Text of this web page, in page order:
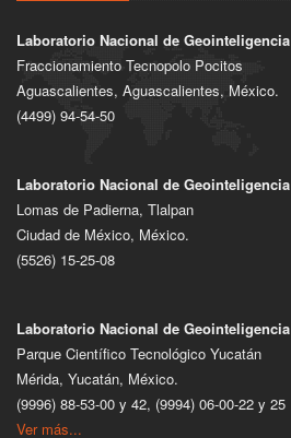
Laboratorio Nacional de Geointeligencia
Fraccionamiento Tecnopolo Pocitos
Aguascalientes, Aguascalientes, México.
(4499) 94-54-50
Laboratorio Nacional de Geointeligencia
Lomas de Padierna, Tlalpan
Ciudad de México, México.
(5526) 15-25-08
Laboratorio Nacional de Geointeligencia
Parque Científico Tecnológico Yucatán
Mérida, Yucatán, México.
(9996) 88-53-00 y 42, (9994) 06-00-22 y 25
Ver más...